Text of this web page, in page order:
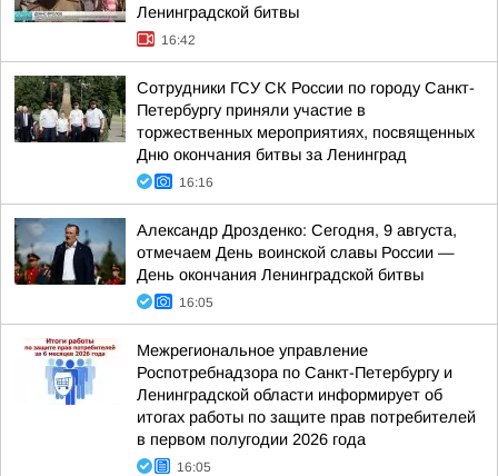
Ленинградской битвы
16:42
Сотрудники ГСУ СК России по городу Санкт-
Петербургу приняли участие в
торжественных мероприятиях, посвященных
Дню окончания битвы за Ленинград
16:16
Александр Дрозденко: Сегодня, 9 августа,
отмечаем День воинской славы России —
День окончания Ленинградской битвы
16:05
Межрегиональное управление
Роспотребнадзора по Санкт-Петербургу и
Ленинградской области информирует об
итогах работы по защите прав потребителей
в первом полугодии 2026 года
16:05